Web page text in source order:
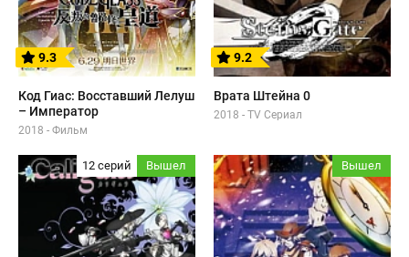
9.3
Код Гиас: Восставший Лелуш
– Император
2018 - Фильм
9.2
Врата Штейна 0
2018 - TV Сериал
12 серий Вышел Вышел